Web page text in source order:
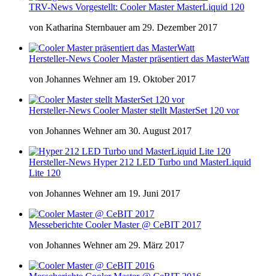
TRV-News Vorgestellt: Cooler Master MasterLiquid 120
von Katharina Sternbaueram 29. Dezember 2017
Hersteller-News Cooler Master präsentiert das MasterWatt
von Johannes Wehneram 19. Oktober 2017
Hersteller-News Cooler Master stellt MasterSet 120 vor
von Johannes Wehneram 30. August 2017
Hersteller-News Hyper 212 LED Turbo und MasterLiquid
Lite 120
von Johannes Wehneram 19. Juni 2017
Messeberichte Cooler Master @ CeBIT 2017
von Johannes Wehneram 29. März 2017